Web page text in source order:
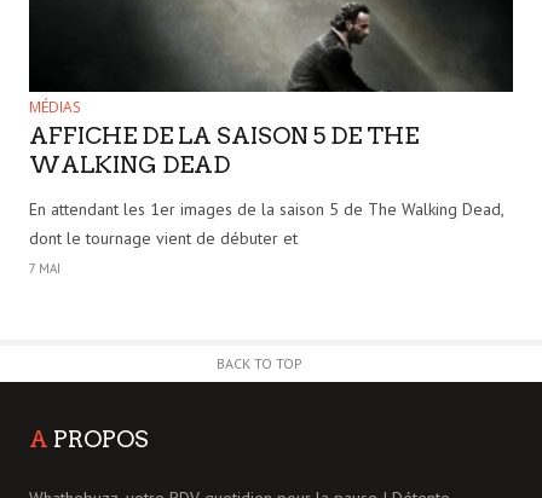
MÉDIAS
AFFICHE DE LA SAISON 5 DE THE
WALKING DEAD
En attendant les 1er images de la saison 5 de The Walking Dead,
dont le tournage vient de débuter et
7 MAI
BACK TO TOP
A PROPOS